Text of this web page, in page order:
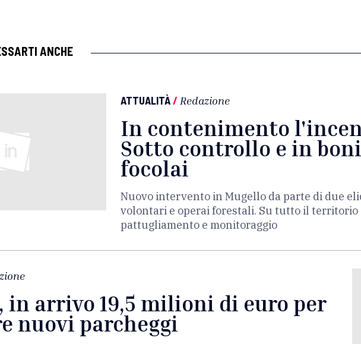
ANCHE
ATTUALITÀ/ Redazione
In contenimento
Sotto controllo e in
focolai
Nuovo intervento in Mugello da parte di due
volontari e operai forestali. Su tutto il territorio
pattugliamento e monitoraggio
in arrivo 19,5 milioni di euro per
nuovi parcheggi